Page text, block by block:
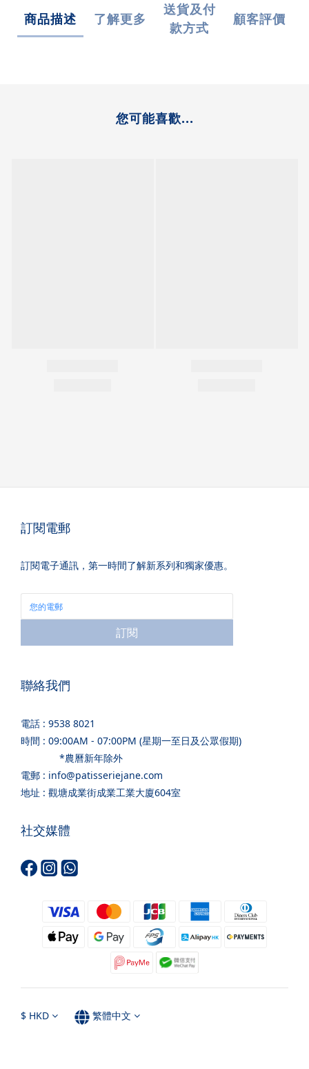
商品描述 了解更多
送貨及付
款方式
顧客評價
您可能喜歡...
訂閱電郵
訂閱電子通訊，第一時間了解新系列和獨家優惠。
訂閱
聯絡我們
電話 : 9538 8021
時間 : 09:00AM - 07:00PM (星期一至日及公眾假期)
*農曆新年除外
電郵 : info@patisseriejane.com
地址 : 觀塘成業街成業工業大廈604室
社交媒體
$ HKD 繁體中文